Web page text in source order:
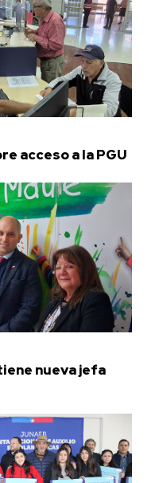
acceso a la PGU
nueva jefa